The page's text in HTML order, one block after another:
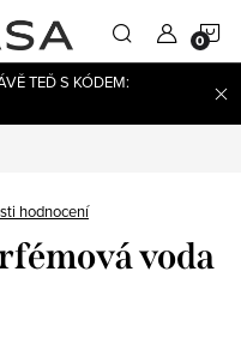
TEĎ S KÓDEM:
hodnocení
voda